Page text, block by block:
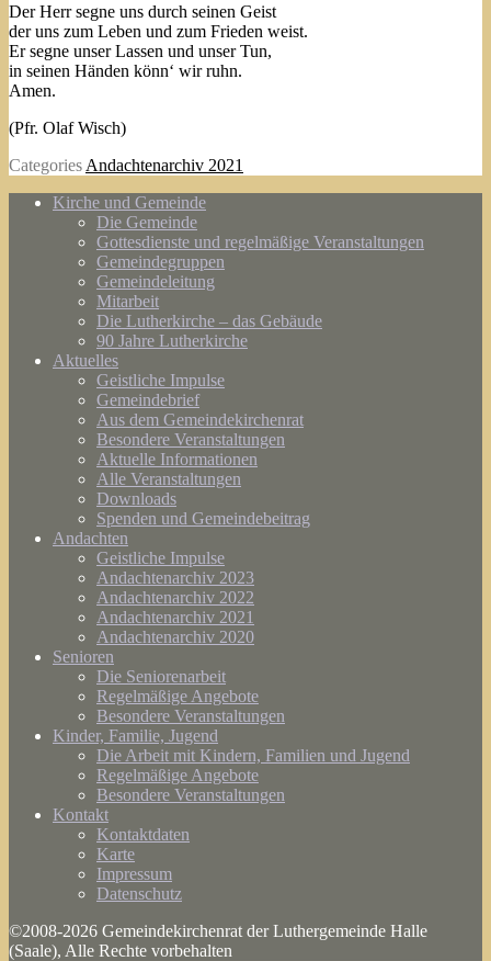
Der Herr segne uns durch seinen Geist
der uns zum Leben und zum Frieden weist.
Er segne unser Lassen und unser Tun,
in seinen Händen könn‘ wir ruhn.
Amen.
(Pfr. Olaf Wisch)
Categories Andachtenarchiv 2021
Kirche und Gemeinde
Die Gemeinde
Gottesdienste und regelmäßige Veranstaltungen
Gemeindegruppen
Gemeindeleitung
Mitarbeit
Die Lutherkirche – das Gebäude
90 Jahre Lutherkirche
Aktuelles
Geistliche Impulse
Gemeindebrief
Aus dem Gemeindekirchenrat
Besondere Veranstaltungen
Aktuelle Informationen
Alle Veranstaltungen
Downloads
Spenden und Gemeindebeitrag
Andachten
Geistliche Impulse
Andachtenarchiv 2023
Andachtenarchiv 2022
Andachtenarchiv 2021
Andachtenarchiv 2020
Senioren
Die Seniorenarbeit
Regelmäßige Angebote
Besondere Veranstaltungen
Kinder, Familie, Jugend
Die Arbeit mit Kindern, Familien und Jugend
Regelmäßige Angebote
Besondere Veranstaltungen
Kontakt
Kontaktdaten
Karte
Impressum
Datenschutz
©2008-2026 Gemeindekirchenrat der Luthergemeinde Halle
(Saale), Alle Rechte vorbehalten